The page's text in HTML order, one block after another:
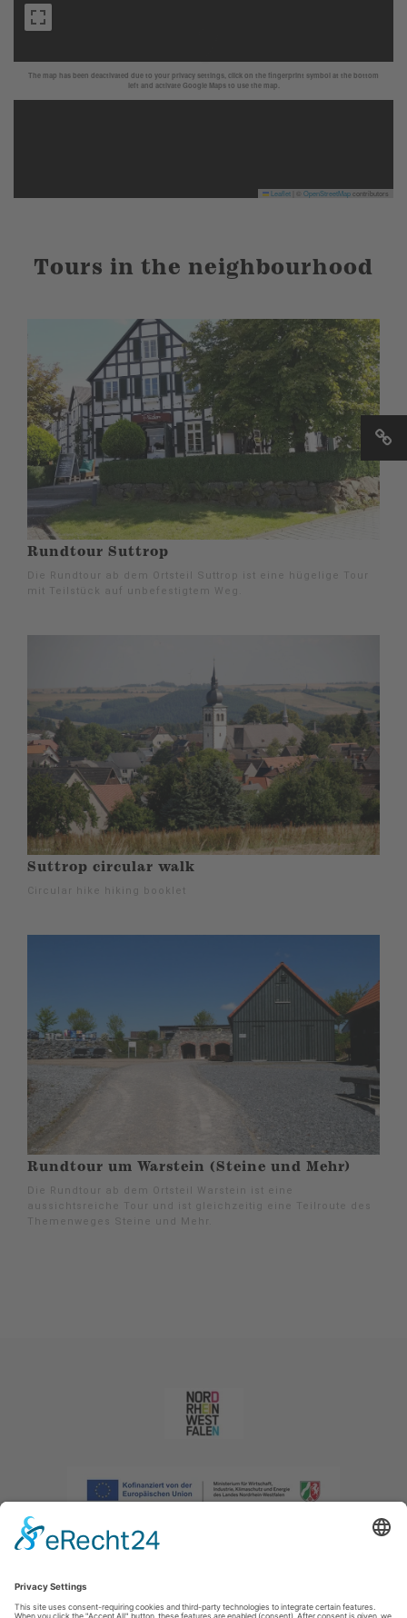
The map has been deactivated due to your privacy settings, click on the fingerprint symbol at the bottom
left and activate Google Maps to use the map.
Leaflet OpenStreetMapcontributors
Tours in the neighbourhood
Rundtour Suttrop
Die Rundtour ab dem Ortsteil Suttrop ist eine hügelige Tour
mit Teilstück auf unbefestigtem Weg.
Suttrop circular walk
Circular hike hiking booklet
Rundtour um Warstein (Steine und Mehr)
Die Rundtour ab dem Ortsteil Warstein ist eine
aussichtsreiche Tour und ist gleichzeitig eine Teilroute des
Themenweges Steine und Mehr.